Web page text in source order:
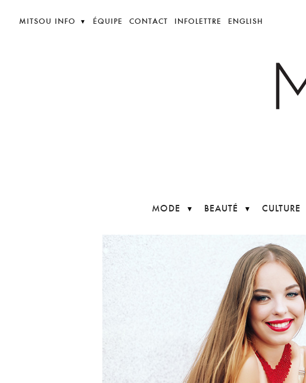
MITSOU INFO ÉQUIPE CONTACT INFOLETTRE ENGLISH
MODE BEAUTÉ CULTURE